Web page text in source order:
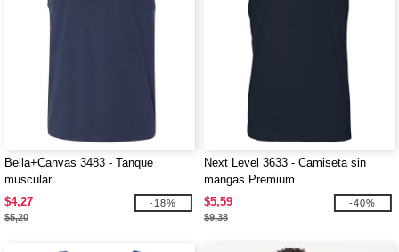
Bella+Canvas 3483 - Tanque
muscular
$4,27
$5,20
-18%
Next Level 3633 - Camiseta sin
mangas Premium
$5,59
$9,38
-40%